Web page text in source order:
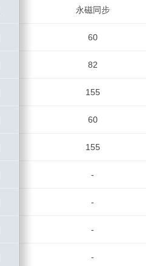
永磁同步
60
82
155
60
155
-
-
-
-